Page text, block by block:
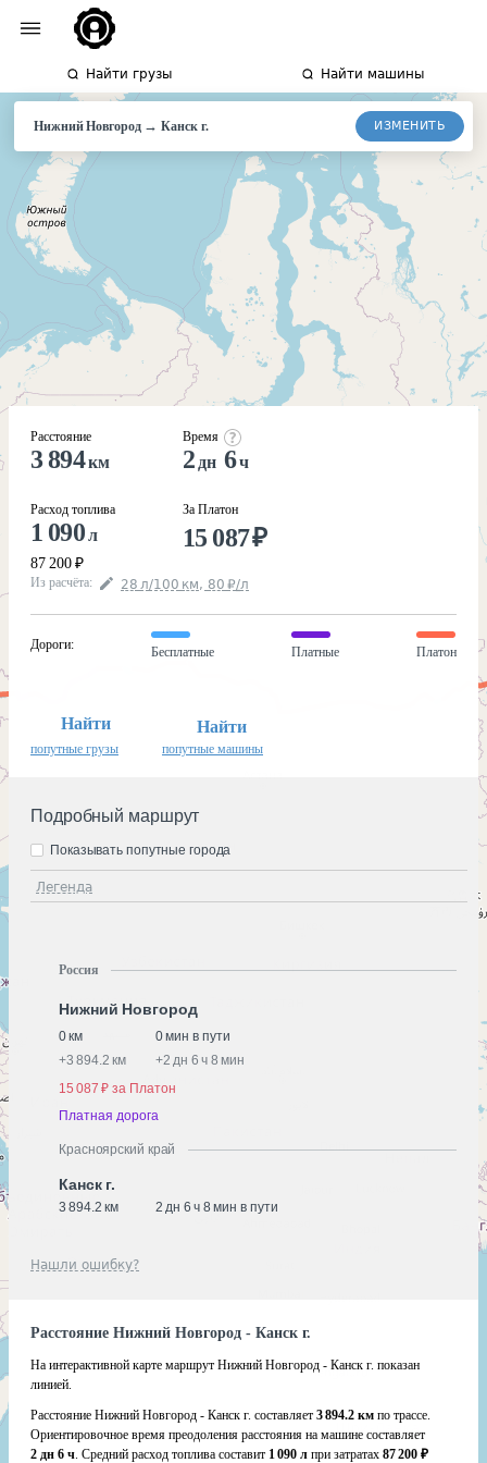
Найти грузы Найти машины
Нижний Новгород→Канск г. ИЗМЕНИТЬ
Расстояние
3 894км
Расход топлива
1 090л
87 200 ₽
Время
2 дн 6ч
За Платон
15 087₽
Из расчёта: 28 л/100 км, 80 ₽/л
Дороги:
Бесплатные Платные Платон
Найти
попутные грузы
Найти
попутные машины
Подробный маршрут
Легенда
Показывать попутные города
Россия
Нижний Новгород
0 км
0 мин в пути
+3 894.2 км +2 дн 6 ч 8 мин
15 087 ₽ за Платон
Платная дорога
Красноярский край
Канск г.
3 894.2 км 2 дн 6 ч 8 мин в пути
Нашли ошибку?
Расстояние Нижний Новгород - Канск г.
На интерактивной карте маршрут Нижний Новгород - Канск г. показан
линией.
Расстояние Нижний Новгород - Канск г. составляет 3 894.2 км по трассе.
Ориентировочное время преодоления расстояния на машине составляет
2 дн 6 ч. Средний расход топлива составит 1 090 л при затратах 87 200 ₽